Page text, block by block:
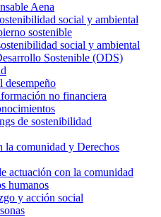
Aena
social y ambiental
sostenible
social y ambiental
Sostenible (ODS)
desempeño
no financiera
de sostenibilidad
la comunidad y Derechos
actuación con la comunidad
humanos
y acción social